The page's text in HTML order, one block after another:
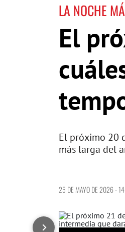
LA NOCHE
El
El próximo 20
más larga del
25 DE MAYO DE 2026 -